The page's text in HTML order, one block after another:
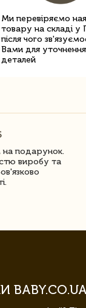
Ми перевіряємо
товару на складі у
після чого
Вами для уточнення
деталей
на подарунок.
виробу та